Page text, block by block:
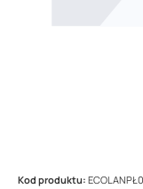
Kod produktu: